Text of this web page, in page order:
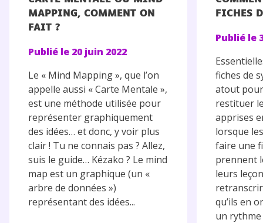
MAPPING, COMMENT ON
FAIT ?
Publié le 20 juin 2022
Le « Mind Mapping », que l’on
appelle aussi « Carte Mentale »,
est une méthode utilisée pour
représenter graphiquement
des idées… et donc, y voir plus
clair ! Tu ne connais pas ? Allez,
suis le guide… Kézako ? Le mind
map est un graphique (un «
arbre de données »)
représentant des idées...
FICHES
Publié le
fiches de
atout
restituer
apprises
lorsque
faire une
prennent
leurs
qu’ils en
un rythme